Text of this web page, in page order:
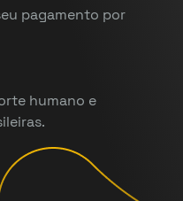
pagamento por
humano e